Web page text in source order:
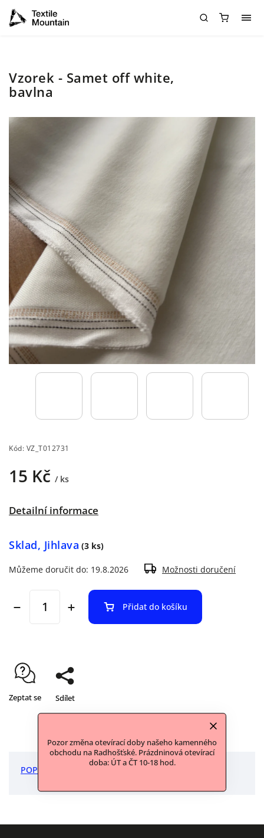
Pozor změna otevírací doby našeho kamenného
obchodu na Radhošťské. Prázdninová otevírací
doba: ÚT a ČT 10-18 hod.
Vzorek - Samet off white,
bavlna
Kód: VZ_T012731
15 Kč / ks
Detailní informace
Sklad, Jihlava (3 ks)
Můžeme doručit do: 19.8.2026 Možnosti doručení
Přidat do košíku
Zeptat se Sdílet
POPIS